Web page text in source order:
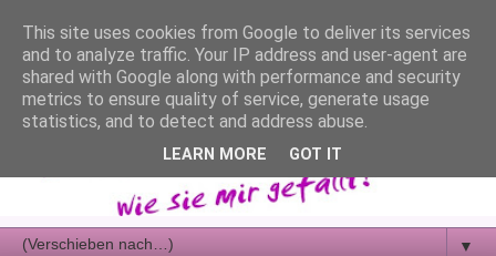
▼
This site uses cookies from Google to deliver its services
and to analyze traffic. Your IP address and user-agent are
shared with Google along with performance and security
metrics to ensure quality of service, generate usage
statistics, and to detect and address abuse.
LEARN MORE GOT IT